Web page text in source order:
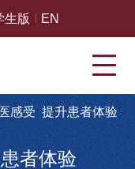
生版 EN
感受 提升患者体验
者体验